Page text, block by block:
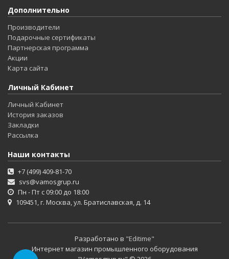
Дополнительно
Производители
Подарочные сертификаты
Партнерская программа
Акции
Карта сайта
Личный Кабинет
Личный Кабинет
История заказов
Закладки
Рассылка
Наши контакты
+7 (499) 409-81-70
svs@vamosgrup.ru
Пн - Пт с 09:00 до 18:00
109451, г. Москва, ул. Братиславская, д. 14
Разработано в "Editime"
Интернет магазин промышленного оборудования